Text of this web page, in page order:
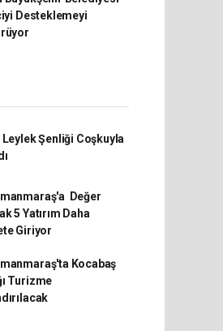
Desteklemeyi
Leylek Şenliği Coşkuyla
Değer
5 Yatırım Daha
Giriyor
Kocabaş
Turizme